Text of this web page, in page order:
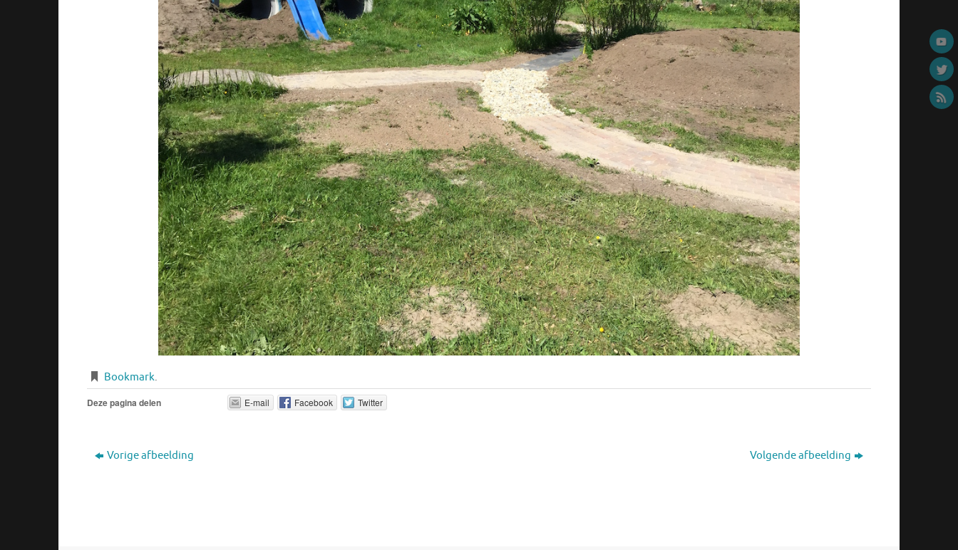
Bookmark.
Deze pagina delen E-mail Facebook Twitter
Vorige afbeelding Volgende afbeelding